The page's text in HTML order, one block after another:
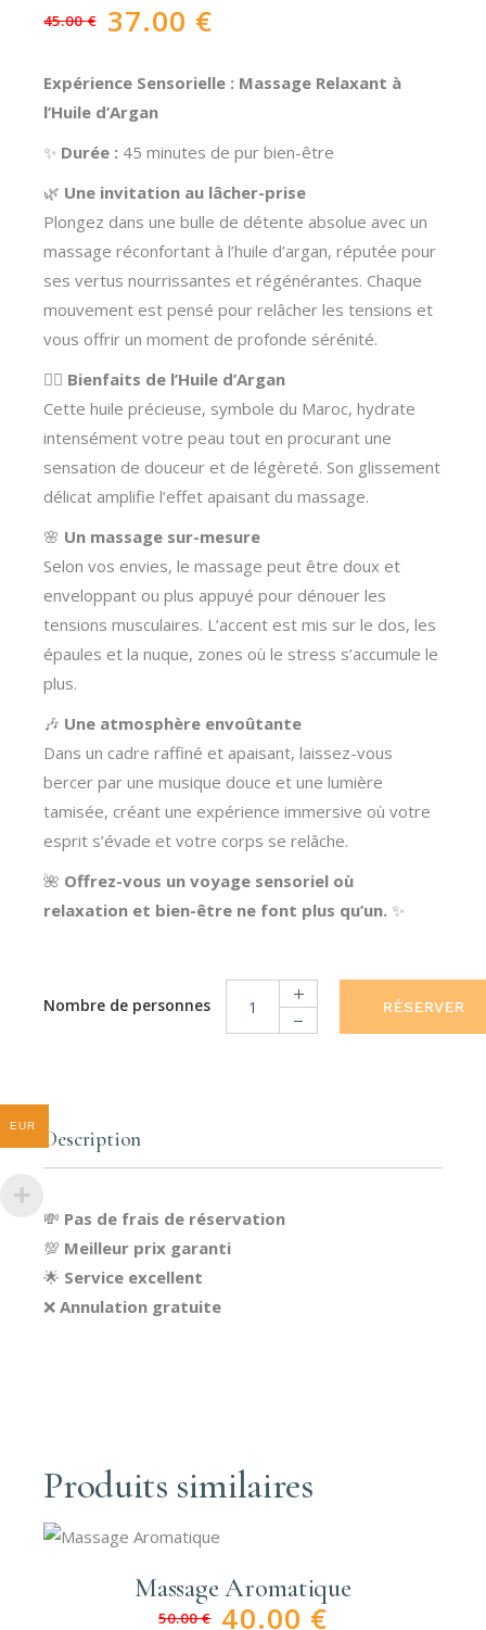
45.00€
Le
45.00 €.
37.00 €
Le
37.00 €.
Expérience Sensorielle : Massage Relaxant à
l’Huile d’Argan
✨ Durée : 45 minutes de pur bien-être
🌿 Une invitation au lâcher-prise
Plongez dans une bulle de détente absolue avec un
massage réconfortant à l’huile d’argan, réputée pour
ses vertus nourrissantes et régénérantes. Chaque
mouvement est pensé pour relâcher les tensions et
vous offrir un moment de profonde sérénité.
💆‍♀️ Bienfaits de l’Huile d’Argan
Cette huile précieuse, symbole du Maroc, hydrate
intensément votre peau tout en procurant une
sensation de douceur et de légèreté. Son glissement
délicat amplifie l’effet apaisant du massage.
🌸 Un massage sur-mesure
Selon vos envies, le massage peut être doux et
enveloppant ou plus appuyé pour dénouer les
tensions musculaires. L’accent est mis sur le dos, les
épaules et la nuque, zones où le stress s’accumule le
plus.
🎶 Une atmosphère envoûtante
Dans un cadre raffiné et apaisant, laissez-vous
bercer par une musique douce et une lumière
tamisée, créant une expérience immersive où votre
esprit s’évade et votre corps se relâche.
🌺 Offrez-vous un voyage sensoriel où
relaxation et bien-être ne font plus qu’un. ✨
Massage Relax/Tonic quantity
RÉSERVER
Description
💸 Pas de frais de réservation
💯 Meilleur prix garanti
🌟 Service excellent
❌Annulation gratuite
Produits similaires
Massage Aromatique
50.00€ Le
40.00 €
Le
EUR